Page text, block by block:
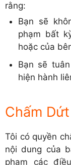
rằng:
Bạn sẽ
phạm bất
hoặc của
Bạn sẽ
hiện hành
Chấm
Tôi có quyền
nội dung của
phạm các